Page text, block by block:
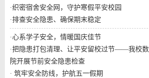
·织密宿舍安全网，守护寒假平安校园
·排查安全隐患、确保期末稳定
·心系学子安全，情暖国庆佳节
·把隐患打包清理、让平安留校过节——我校
院开展节前安全隐患检查
· 筑牢安全防线，护航五一假期